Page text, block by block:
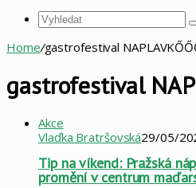
Home/gastrofestival
gastrofestival
Akce
Vlaďka Bratršovská29/05/
Tip na víkend: Pražská
promění v centrum